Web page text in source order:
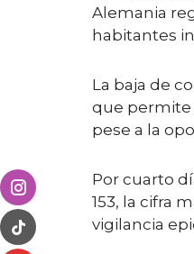
Alemania
habitantes
La baja de
que permite
pese a la
Por cuarto
153, la cifra
vigilancia